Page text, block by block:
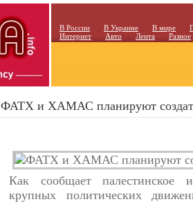
В России В Украине В мире
Интернет
Авто Лента Разное
ФАТХ и ХАМАС планируют создать
Как сообщает палестинское
крупных политических